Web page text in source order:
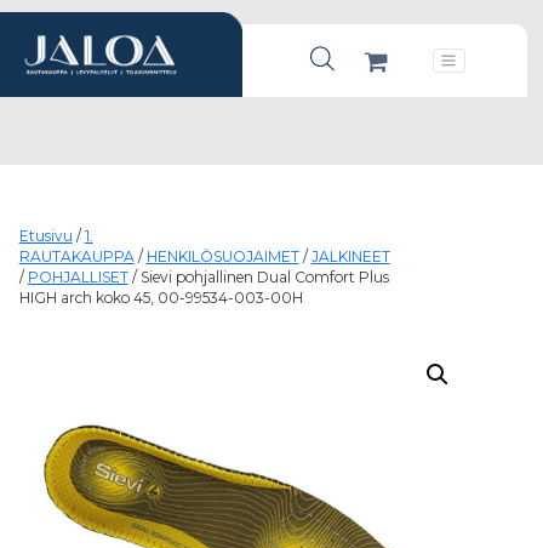
Products search
Päävalikko
Etusivu / 1.
RAUTAKAUPPA/ HENKILÖSUOJAIMET/ JALKINEET
/ POHJALLISET/ Sievi pohjallinen Dual Comfort Plus
HIGH arch koko 45, 00-99534-003-00H